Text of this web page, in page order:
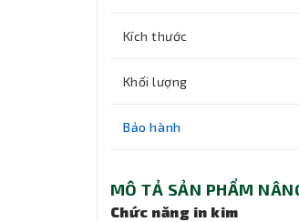
Kích thước
Khối lượng
Bảo hành
MÔ TẢ SẢN PHẨM
Chức năng in kim